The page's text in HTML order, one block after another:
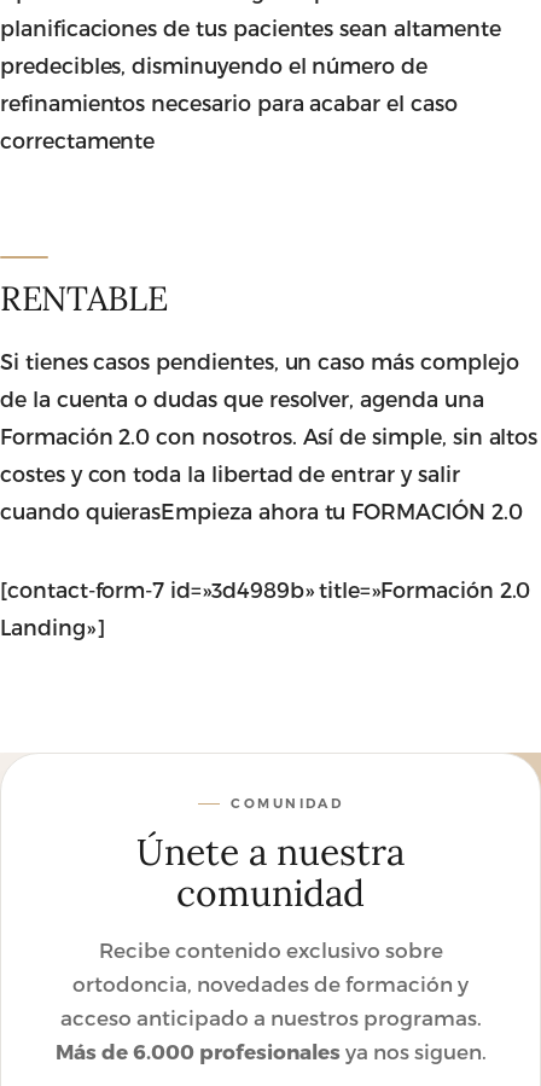
planificaciones de tus pacientes sean altamente
predecibles, disminuyendo el número de
refinamientos necesario para acabar el caso
correctamente
RENTABLE
Si tienes casos pendientes, un caso más complejo
de la cuenta o dudas que resolver, agenda una
Formación 2.0 con nosotros. Así de simple, sin altos
costes y con toda la libertad de entrar y salir
cuando quierasEmpieza ahora tu FORMACIÓN 2.0
[contact-form-7 id=»3d4989b» title=»Formación 2.0
Landing»]
COMUNIDAD
Únete a nuestra
comunidad
Recibe contenido exclusivo sobre
ortodoncia, novedades de formación y
acceso anticipado a nuestros programas.
Más de 6.000 profesionales ya nos siguen.